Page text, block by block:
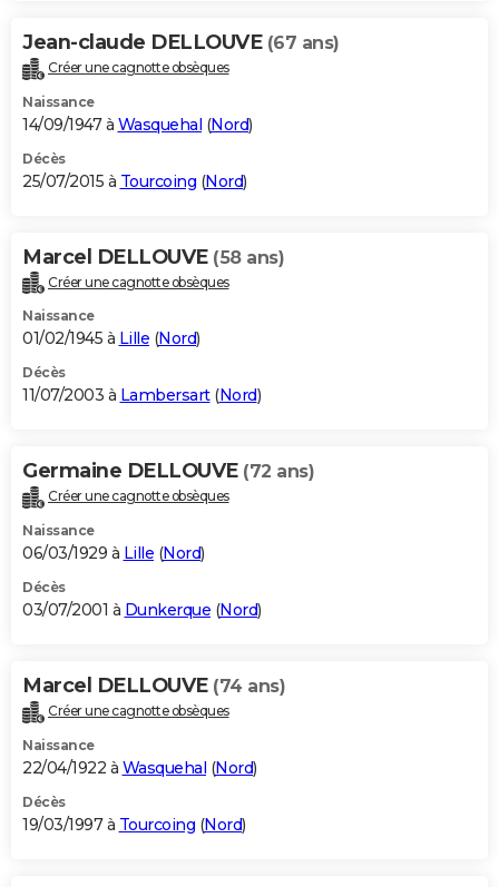
Jean-claude DELLOUVE (67 ans)
Créer une cagnotte obsèques
Naissance
14/09/1947 à Wasquehal (Nord)
Décès
25/07/2015 à Tourcoing (Nord)
Marcel DELLOUVE (58 ans)
Créer une cagnotte obsèques
Naissance
01/02/1945 à Lille (Nord)
Décès
11/07/2003 à Lambersart(Nord)
Germaine DELLOUVE (72 ans)
Créer une cagnotte obsèques
Naissance
06/03/1929 à Lille (Nord)
Décès
03/07/2001 à Dunkerque (Nord)
Marcel DELLOUVE (74 ans)
Créer une cagnotte obsèques
Naissance
22/04/1922 à Wasquehal (Nord)
Décès
19/03/1997 à Tourcoing (Nord)